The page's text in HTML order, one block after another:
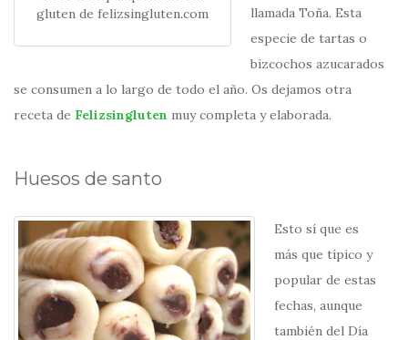
gluten de felizsingluten.com
llamada Toña. Esta
especie de tartas o
bizcochos azucarados
se consumen a lo largo de todo el año. Os dejamos otra
receta de Felizsingluten muy completa y elaborada.
Huesos de santo
Esto sí que es
más que típico y
popular de estas
fechas, aunque
también del Día